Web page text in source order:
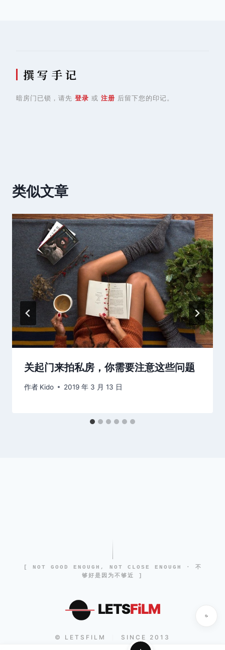
撰 写 手 记
暗房门已锁，请先 登录 或 注册 后留下您的印记。
类似文章
关起门来拍私房，你需要注意这些问题
作者 Kido 2019 年 3 月 13 日
[ NOT GOOD ENOUGH, NOT CLOSE ENOUGH · 不
够好是因为不够近 ]
LETSFiLM
© LETSFILM SINCE 2013